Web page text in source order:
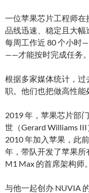
一位苹果芯片工程师
品线迅速、稳定且大
每周工作近 80 个小时
——才能按时完成任务。
根据多家媒体统计，
职。他们也把做高性能
2019 年，苹果芯片部
世（Gerard Williams
2010 年加入苹果，此
年，带队开发了苹果所
M1 Max 的首席架构师。
与他一起创办 NUVIA